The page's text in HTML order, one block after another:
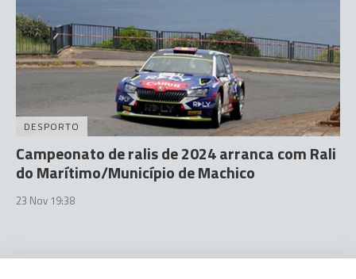
DESPORTO
Campeonato de ralis de 2024 arranca com Rali
do Marítimo/Município de Machico
23 Nov 19:38